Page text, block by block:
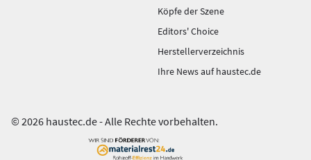
Köpfe der Szene
Editors' Choice
Herstellerverzeichnis
Ihre News auf haustec.de
© 2026 haustec.de - Alle Rechte vorbehalten.